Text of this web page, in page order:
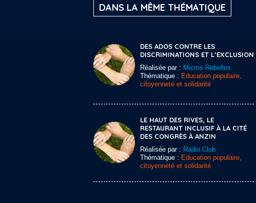
DANS LA MÊME THÉMATIQUE
DES ADOS CONTRE LES
DISCRIMINATIONS ET L’EXCLUSION
Réalisée par : Micros Rebelles
Thématique : Education populaire,
citoyenneté et solidarité
LE HAUT DES RIVES, LE
RESTAURANT INCLUSIF À LA CITÉ
DES CONGRÈS À ANZIN
Réalisée par : Radio Club
Thématique : Education populaire,
citoyenneté et solidarité